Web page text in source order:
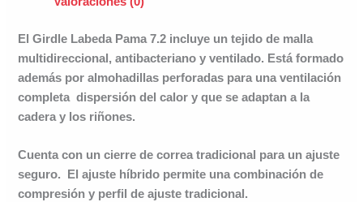
El Girdle Labeda Pama 7.2 incluye un tejido de malla
multidireccional, antibacteriano y ventilado. Está formado
además por almohadillas perforadas para una ventilación
completa dispersión del calor y que se adaptan a la
cadera y los riñones.
Cuenta con un cierre de correa tradicional para un ajuste
seguro. El ajuste híbrido permite una combinación de
compresión y perfil de ajuste tradicional.